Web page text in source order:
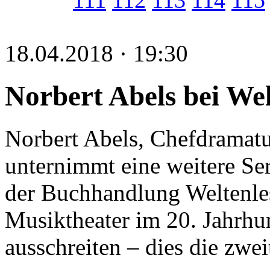
18.04.2018 · 19:30
Norbert Abels bei
Norbert Abels,
unternimmt eine weitere
der Buchhandlung
Musiktheater im 20.
ausschreiten – dies die